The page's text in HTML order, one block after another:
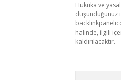
Hukuka ve
düşündüğünüz
halinde, ilgili
kaldırılacaktır.